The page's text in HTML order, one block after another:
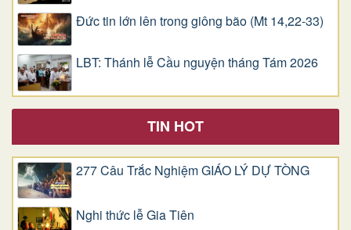
Đức tin lớn lên trong giông bão (Mt 14,22-33)
LBT: Thánh lễ Cầu nguyện tháng Tám 2026
TIN HOT
277 Câu Trắc Nghiệm GIÁO LÝ DỰ TÒNG
Nghi thức lễ Gia Tiên